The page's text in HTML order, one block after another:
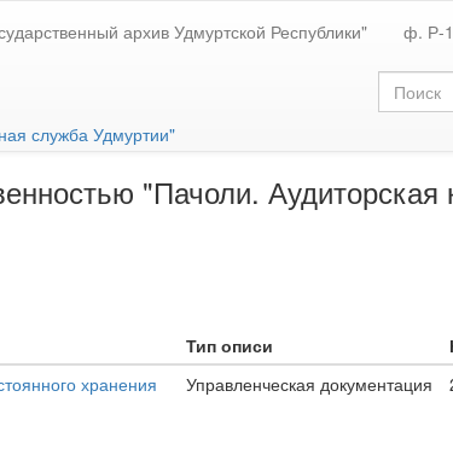
архив Удмуртской Республики" ф. Р-
служба Удмуртии"
"Пачоли. Аудиторская
Тип описи
хранения Управленческая документация